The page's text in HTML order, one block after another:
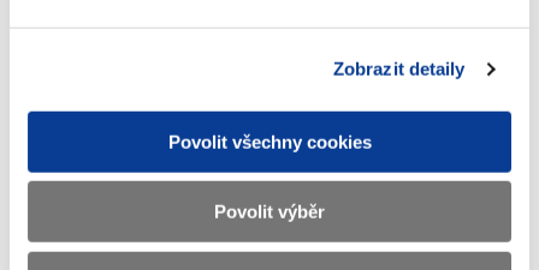
Zobrazit detaily
Povolit všechny cookies
Povolit výběr
Kompletní informace za 1. čtvrtletí
2007 ke stažení